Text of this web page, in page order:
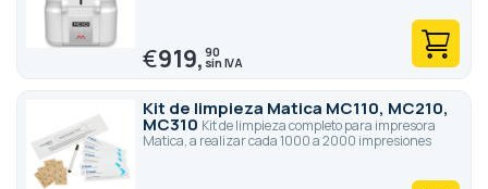
€919,90
Kit de limpieza Matica MC110, MC210,
MC310 Kit de limpieza completo para impresora
Matica, a realizar cada 1000 a 2000 impresiones